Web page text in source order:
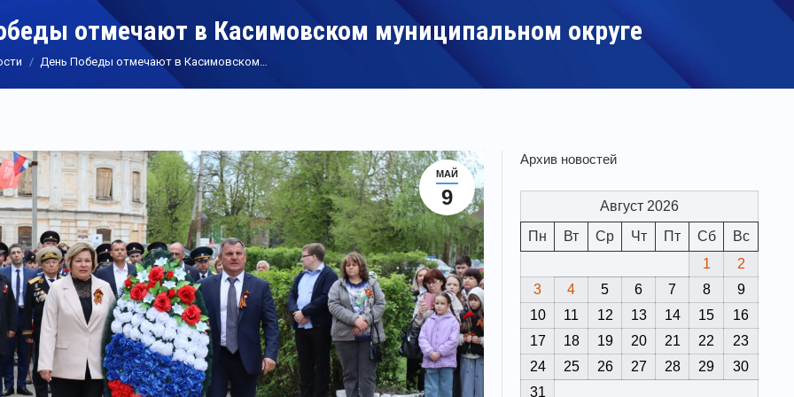
отмечают в Касимовском муниципальном округе
День Победы отмечают в Касимовском…
МАЙ
9
Архив новостей
Август 2026
Пн
Вт Ср Чт Пт Сб
Вс
1
2
3
4 5 6 7 8
9
10
11 12 13 14 15
16
17
18 19 20 21 22
23
24
25 26 27 28 29
30
31